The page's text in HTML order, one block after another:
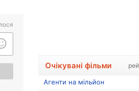
Очікувані фільми
Агенти на мільйон